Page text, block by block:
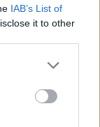
IAB’s List of
it to other
more Google
may click to
party tags to
below Google
preciso Vitinha o
Madeira ha
y
en el que